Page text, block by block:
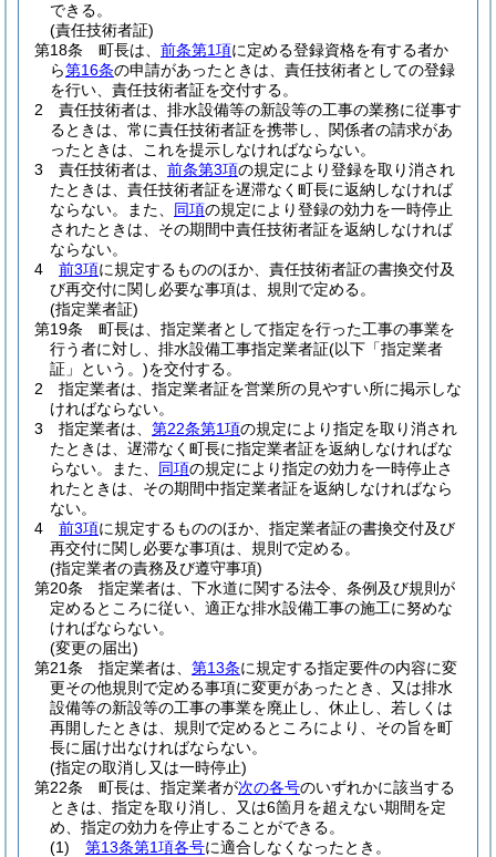
できる。
(責任技術者証)
第18条
町長は、 前条第1項に定める登録資格を有する者か
ら第16条の申請があったときは、責任技術者としての登録
を行い、責任技術者証を交付する。
2
責任技術者は、排水設備等の新設等の工事の業務に従事す
るときは、常に責任技術者証を携帯し、関係者の請求があ
ったときは、これを提示しなければならない。
3
責任技術者は、 前条第3項の規定により登録を取り消され
たときは、責任技術者証を遅滞なく町長に返納しなければ
ならない。
また、 同項の規定により登録の効力を一時停止
されたときは、その期間中責任技術者証を返納しなければ
ならない。
4
前3項に規定するもののほか、責任技術者証の書換交付及
び再交付に関し必要な事項は、規則で定める。
(指定業者証)
第19条
町長は、指定業者として指定を行った工事の事業を
行う者に対し、排水設備工事指定業者証(以下「指定業者
証」という。)を交付する。
2
指定業者は、指定業者証を営業所の見やすい所に掲示しな
ければならない。
3
指定業者は、 第22条第1項の規定により指定を取り消され
たときは、遅滞なく町長に指定業者証を返納しなければな
らない。
また、 同項の規定により指定の効力を一時停止さ
れたときは、その期間中指定業者証を返納しなければなら
ない。
4
前3項に規定するもののほか、指定業者証の書換交付及び
再交付に関し必要な事項は、規則で定める。
(指定業者の責務及び遵守事項)
第20条
指定業者は、下水道に関する法令、条例及び規則が
定めるところに従い、適正な排水設備工事の施工に努めな
ければならない。
(変更の届出)
第21条
指定業者は、 第13条に規定する指定要件の内容に変
更その他規則で定める事項に変更があったとき、又は排水
設備等の新設等の工事の事業を廃止し、休止し、若しくは
再開したときは、規則で定めるところにより、その旨を町
長に届け出なければならない。
(指定の取消し又は一時停止)
第22条
町長は、指定業者が次の各号のいずれかに該当する
ときは、指定を取り消し、又は6箇月を超えない期間を定
め、指定の効力を停止することができる。
(1)
第13条第1項各号に適合しなくなったとき。